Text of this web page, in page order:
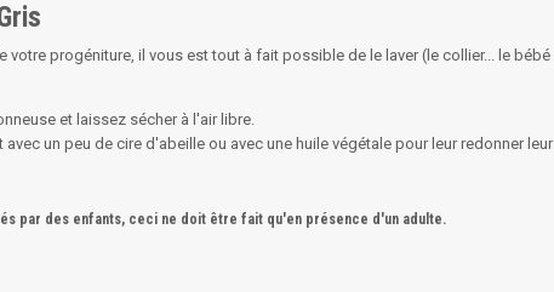
progéniture, il vous est tout à fait possible de le laver (le collier... le bébé
et laissez sécher à l'air libre.
un peu de cire d'abeille ou avec une huile végétale pour leur redonner leur
par des enfants, ceci ne doit être fait qu'en présence d'un adulte.